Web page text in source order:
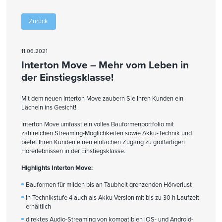
Zurück
11.06.2021
Interton Move – Mehr vom Leben in
der Einstiegsklasse!
Mit dem neuen Interton Move zaubern Sie Ihren Kunden ein
Lächeln ins Gesicht!
Interton Move umfasst ein volles Bauformenportfolio mit
zahlreichen Streaming-Möglichkeiten sowie Akku-Technik und
bietet Ihren Kunden einen einfachen Zugang zu großartigen
Hörerlebnissen in der Einstiegsklasse.
Highlights Interton Move:
Bauformen für milden bis an Taubheit grenzenden Hörverlust
in Technikstufe 4 auch als Akku-Version mit bis zu 30 h Laufzeit
erhältlich
direktes Audio-Streaming von kompatiblen iOS- und Android-